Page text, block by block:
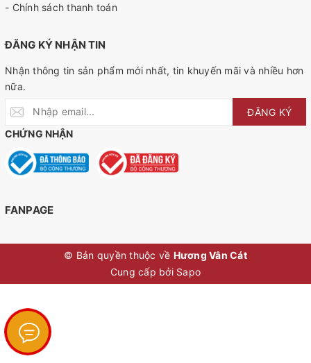
- Chính sách thanh toán
ĐĂNG KÝ NHẬN TIN
Nhận thông tin sản phẩm mới nhất, tin khuyến mãi và nhiều hơn
nữa.
ĐĂNG KÝ
CHỨNG NHẬN
FANPAGE
© Bản quyền thuộc về Hương Vân Cát
Cung cấp bởi Sapo